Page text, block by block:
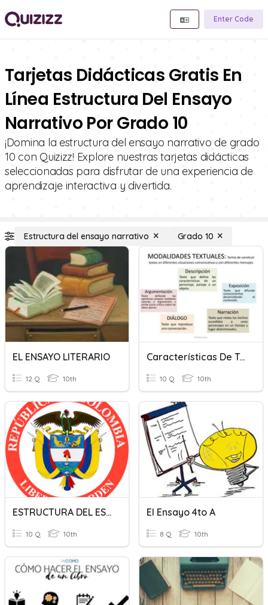
Enter Code
Tarjetas Didácticas Gratis En
Línea Estructura Del Ensayo
Narrativo Por Grado 10
¡Domina la estructura del ensayo narrativo de grado
10 con Quizizz! Explore nuestras tarjetas didácticas
seleccionadas para disfrutar de una experiencia de
aprendizaje interactiva y divertida.
Estructura del ensayo narrativo Grado 10
EL ENSAYO LITERARIO
12 Q 10th
Características De Textos
10 Q 10th
ESTRUCTURA DEL ESTADO COLOMBIANO
10 Q 10th
El Ensayo 4to A
8 Q 10th